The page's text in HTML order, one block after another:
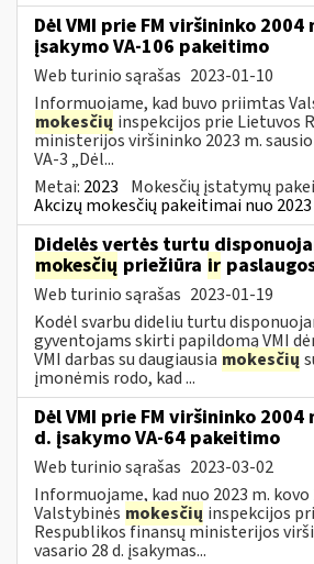
Dėl VMI prie FM viršininko 2004
įsakymo VA-106 pakeitimo
Web turinio sąrašas 2023-01-10
Informuojame, kad buvo priimtas
mokesčių inspekcijos prie Lietuvos
ministerijos viršininko 2023 m. sausio
VA-3 „Dėl...
Metai: 2023 Mokesčių įstatymų
Akcizų mokesčių pakeitimai nuo
Didelės vertės turtu
mokesčių priežiūra ir
Web turinio sąrašas 2023-01-19
Kodėl svarbu dideliu turtu
gyventojams skirti papildomą VMI
VMI darbas su daugiausia mokesčių
įmonėmis rodo, kad ...
Dėl VMI prie FM viršininko
d. įsakymo VA-64 pakeitimo
Web turinio sąrašas 2023-03-02
Informuojame, kad nuo 2023 m.
Valstybinės mokesčių inspekcijos
Respublikos finansų ministerijos
vasario 28 d. įsakymas...